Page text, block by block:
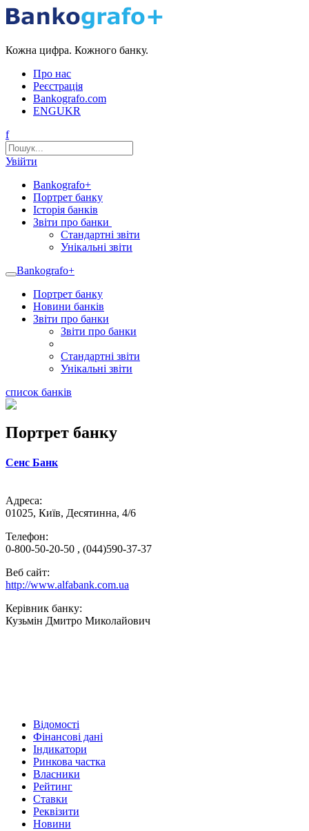
Кожна цифра. Кожного банку.
Про нас
Реєстрація
Bankografo.com
ENGUKR
f
Увійти
Bankografo+
Портрет банку
Історія банків
Звіти про банки
Стандартні звіти
Унікальні звіти
Bankografo+
Портрет банку
Новини банків
Звіти про банки
Звіти про банки
Стандартні звіти
Унікальні звіти
список банків
Портрет банку
Сенс Банк
Адреса:
01025, Київ, Десятинна, 4/6
Телефон:
0-800-50-20-50 , (044)590-37-37
Веб сайт:
http://www.alfabank.com.ua
Керівник банку:
Кузьмін Дмитро Миколайович
Відомості
Фінансові дані
Індикатори
Ринкова частка
Власники
Рейтинг
Ставки
Реквізити
Новини